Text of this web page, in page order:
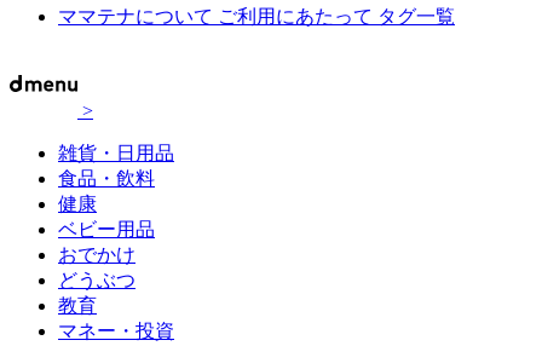
ママテナについて ご利用にあたって タグ一覧
>
雑貨・日用品
食品・飲料
健康
ベビー用品
おでかけ
どうぶつ
教育
マネー・投資